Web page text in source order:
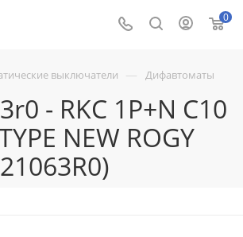
0
выключатели — Дифавтоматы
- RKC 1P+N C10
NEW ROGY